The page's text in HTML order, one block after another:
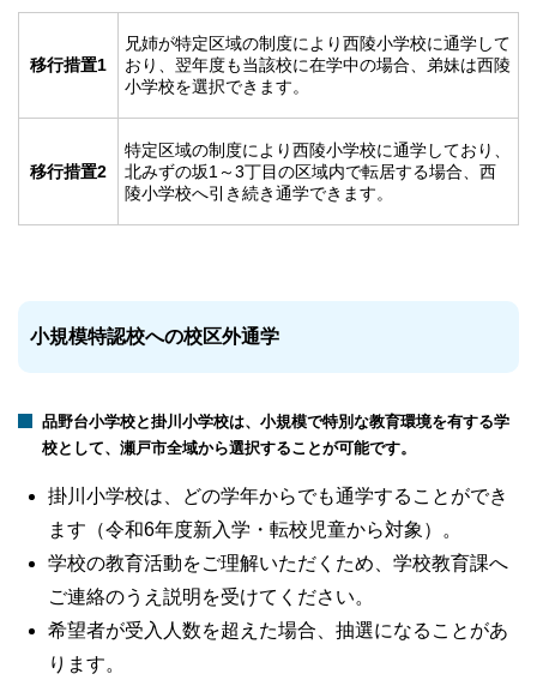
移行措置1
兄姉が特定区域の制度により西陵小学校に通学して
おり、翌年度も当該校に在学中の場合、弟妹は西陵
小学校を選択できます。
移行措置2
特定区域の制度により西陵小学校に通学しており、
北みずの坂1～3丁目の区域内で転居する場合、西
陵小学校へ引き続き通学できます。
小規模特認校への校区外通学
品野台小学校と掛川小学校は、小規模で特別な教育環境を有する学
校として、瀬戸市全域から選択することが可能です。
掛川小学校は、どの学年からでも通学することができ
ます（令和6年度新入学・転校児童から対象）。
学校の教育活動をご理解いただくため、学校教育課へ
ご連絡のうえ説明を受けてください。
希望者が受入人数を超えた場合、抽選になることがあ
ります。